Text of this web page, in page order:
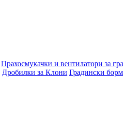
Прахосмукачки и вентилатори за
Дробилки за Клони Градински